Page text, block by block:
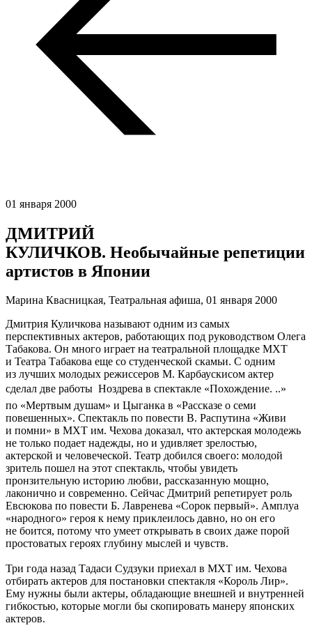
01 января 2000
ДМИТРИЙ
КУЛИЧКОВ. Необычайные репетиции
артистов в Японии
Марина Квасницкая, Театральная афиша, 01 января 2000
Дмитрия Куличкова называют одним из самых
перспективных актеров, работающих под руководством Олега
Табакова. Он много играет на театральной площадке МХТ
и Театра Табакова еще со студенческой скамьи. С одним
из лучших молодых режиссеров М. Карбаускисом актер
сделал две работы  Ноздрева в спектакле «Похождение. ..»
по «Мертвым душам» и Цыганка в «Рассказе о семи
повешенных». Спектакль по повести В. Распутина «Живи
и помни» в МХТ им. Чехова доказал, что актерская молодежь
не только подает надежды, но и удивляет зрелостью,
актерской и человеческой. Театр добился своего: молодой
зритель пошел на этот спектакль, чтобы увидеть
пронзительную историю любви, рассказанную мощно,
лаконично и современно. Сейчас Дмитрий репетирует роль
Евсюкова по повести Б. Лавренева «Сорок первый». Амплуа
«народного» героя к нему приклеилось давно, но он его
не боится, потому что умеет открывать в своих даже порой
простоватых героях глубину мыслей и чувств.
Три года назад Тадаси Судзуки приехал в МХТ им. Чехова
отбирать актеров для постановки спектакля «Король Лир».
Ему нужны были актеры, обладающие внешней и внутренней
гибкостью, которые могли бы скопировать манеру японских
актеров.